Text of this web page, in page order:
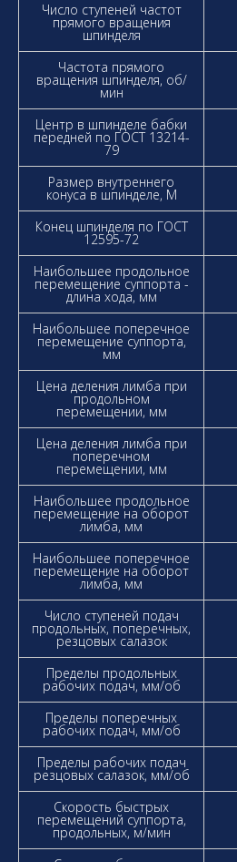
Число ступеней частот
прямого вращения
шпинделя
Частота прямого
вращения шпинделя, об/
мин
Центр в шпинделе бабки
передней по ГОСТ 13214-
79
Размер внутреннего
конуса в шпинделе, М
Конец шпинделя по ГОСТ
12595-72
Наибольшее продольное
перемещение суппорта -
длина хода, мм
Наибольшее поперечное
перемещение суппорта,
мм
Цена деления лимба при
продольном
перемещении, мм
Цена деления лимба при
поперечном
перемещении, мм
Наибольшее продольное
перемещение на оборот
лимба, мм
Наибольшее поперечное
перемещение на оборот
лимба, мм
Число ступеней подач
продольных, поперечных,
резцовых салазок
Пределы продольных
рабочих подач, мм/об
Пределы поперечных
рабочих подач, мм/об
Пределы рабочих подач
резцовых салазок, мм/об
Скорость быстрых
перемещений суппорта,
продольных, м/мин